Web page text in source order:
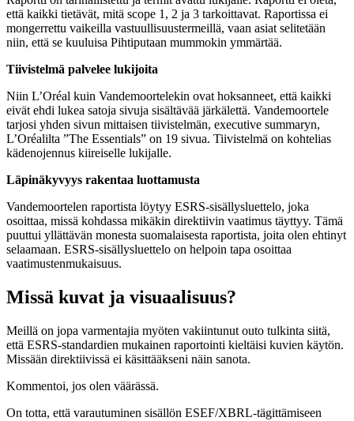
että kaikki tietävät, mitä scope 1, 2 ja 3 tarkoittavat. Raportissa ei
mongerrettu vaikeilla vastuullisuustermeillä, vaan asiat selitetään
niin, että se kuuluisa Pihtiputaan mummokin ymmärtää.
Tiivistelmä palvelee lukijoita
Niin L’Oréal kuin Vandemoortelekin ovat hoksanneet, että kaikki
eivät ehdi lukea satoja sivuja sisältävää järkälettä. Vandemoortele
tarjosi yhden sivun mittaisen tiivistelmän, executive summaryn,
L’Oréalilta ”The Essentials” on 19 sivua. Tiivistelmä on kohtelias
kädenojennus kiireiselle lukijalle.
Läpinäkyvyys rakentaa luottamusta
Vandemoortelen raportista löytyy ESRS-sisällysluettelo, joka
osoittaa, missä kohdassa mikäkin direktiivin vaatimus täyttyy. Tämä
puuttui yllättävän monesta suomalaisesta raportista, joita olen ehtinyt
selaamaan. ESRS-sisällysluettelo on helpoin tapa osoittaa
vaatimustenmukaisuus.
Missä kuvat ja visuaalisuus?
Meillä on jopa varmentajia myöten vakiintunut outo tulkinta siitä,
että ESRS-standardien mukainen raportointi kieltäisi kuvien käytön.
Missään direktiivissä ei käsittääkseni näin sanota.
Kommentoi, jos olen väärässä.
On totta, että varautuminen sisällön ESEF/XBRL-tägittämiseen